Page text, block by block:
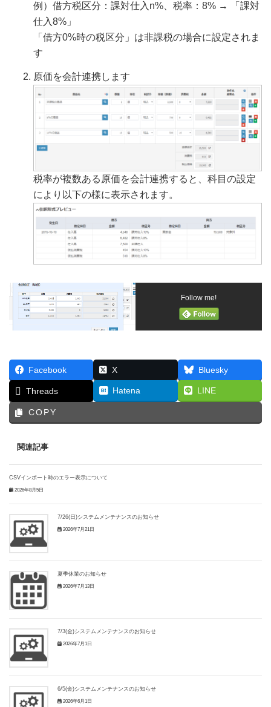
例）借方税区分：課対仕入n%、税率：8% → 「課対
仕入8%」
「借方0%時の税区分」は非課税の場合に設定されま
す
原価を会計連携します
税率が複数ある原価を会計連携すると、科目の設定
により以下の様に表示されます。
Follow me!
Facebook X Bluesky
Threads Hatena LINE
COPY
関連記事
CSVインポート時のエラー表示について
2026年8月5日
7/26(日)システムメンテナンスのお知らせ
2026年7月21日
夏季休業のお知らせ
2026年7月13日
7/3(金)システムメンテナンスのお知らせ
2026年7月1日
6/5(金)システムメンテナンスのお知らせ
2026年6月1日